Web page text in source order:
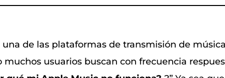
una de las plataformas de transmisión de
muchos usuarios buscan con frecuencia